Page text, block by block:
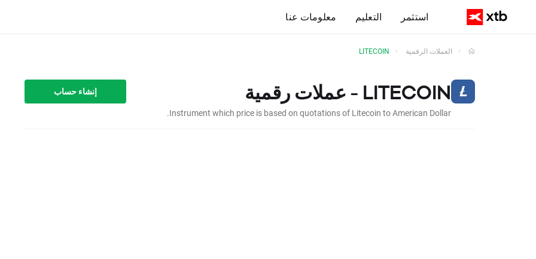
استثمر التعليم معلومات عنا
العملات الرقمية LITECOIN
LITECOIN - عملات رقمية
Instrument which price is based on quotations of Litecoin to American Dollar.
إنشاء حساب